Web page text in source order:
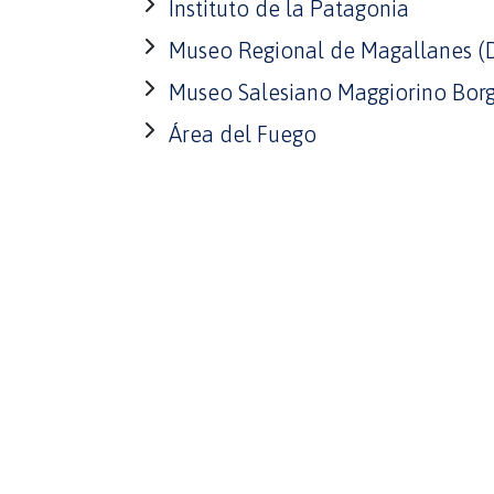
Instituto de la Patagonia
Museo Regional de Magallanes
Museo Salesiano Maggiorino
Área del Fuego